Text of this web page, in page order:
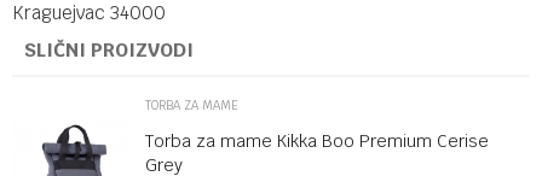
Kraguejvac 34000
SLIČNI PROIZVODI
TORBA ZA MAME
Torba za mame Kikka Boo Premium Cerise
Grey